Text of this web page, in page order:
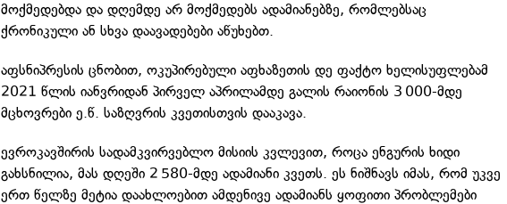
მოქმედებდა და დღემდე არ მოქმედებს ადამიანებზე, რომლებსაც
ქრონიკული ან სხვა დაავადებები აწუხებთ.
აფსნიპრესის ცნობით, ოკუპირებული აფხაზეთის დე ფაქტო ხელისუფლებამ
2021 წლის იანვრიდან პირველ აპრილამდე გალის რაიონის 3 000-მდე
მცხოვრები ე.წ. საზღვრის კვეთისთვის დააკავა.
ევროკავშირის სადამკვირვებლო მისიის კვლევით, როცა ენგურის ხიდი
გახსნილია, მას დღეში 2 580-მდე ადამიანი კვეთს. ეს ნიშნავს იმას, რომ უკვე
ერთ წელზე მეტია დაახლოებით ამდენივე ადამიანს ყოფითი პრობლემები